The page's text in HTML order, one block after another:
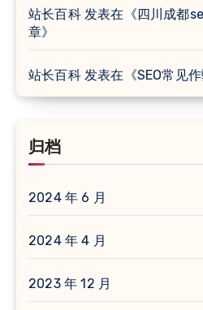
站长百科发表在《 四川成都
章》
站长百科发表在《SEO常见
归档
2024 年 6 月
2024 年 4 月
2023 年 12 月